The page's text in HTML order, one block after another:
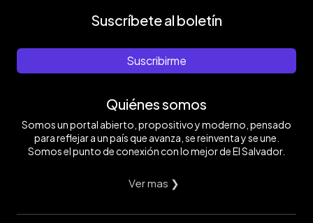
Suscríbete al boletín
Suscribirme
Quiénes somos
Somos un portal abierto, propositivo y moderno, pensado
para reflejar a un país que avanza, se reinventa y se une.
Somos el punto de conexión con lo mejor de El Salvador.
Ver mas ❯